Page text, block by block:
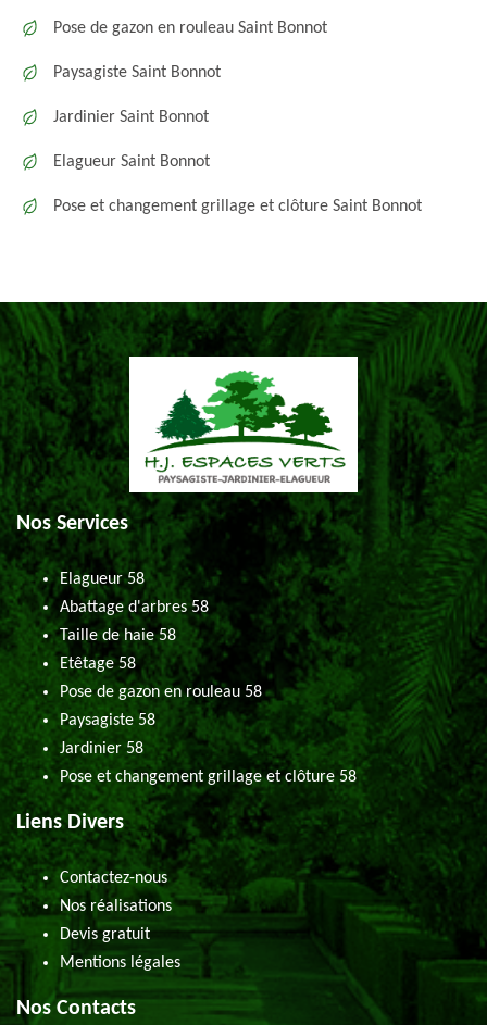
Pose de gazon en rouleau Saint Bonnot
Paysagiste Saint Bonnot
Jardinier Saint Bonnot
Elagueur Saint Bonnot
Pose et changement grillage et clôture Saint Bonnot
Nos Services
Elagueur 58
Abattage d'arbres 58
Taille de haie 58
Etêtage 58
Pose de gazon en rouleau 58
Paysagiste 58
Jardinier 58
Pose et changement grillage et clôture 58
Liens Divers
Contactez-nous
Nos réalisations
Devis gratuit
Mentions légales
Nos Contacts